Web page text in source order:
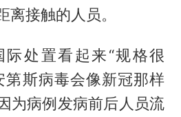
离接触的人员。
处置看起来“规格很
第斯病毒会像新冠那样
为病例发病前后人员流